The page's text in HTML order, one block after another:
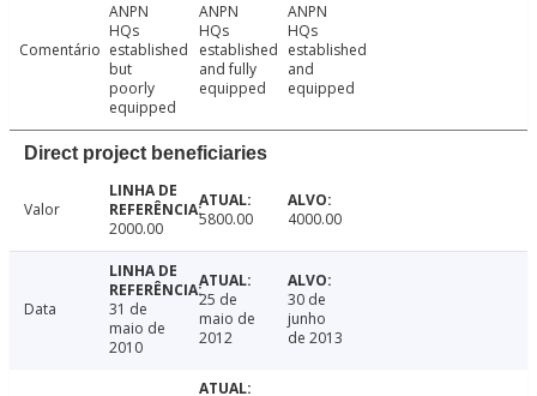
Comentário
ANPN
HQs
established
but
poorly
equipped
ANPN
HQs
established
and fully
equipped
ANPN
HQs
established
and
equipped
Direct project beneficiaries
Valor
2000.00
5800.00 4000.00
Data
31 de
maio de
2010
25 de
maio de
2012
30 de
junho
de 2013